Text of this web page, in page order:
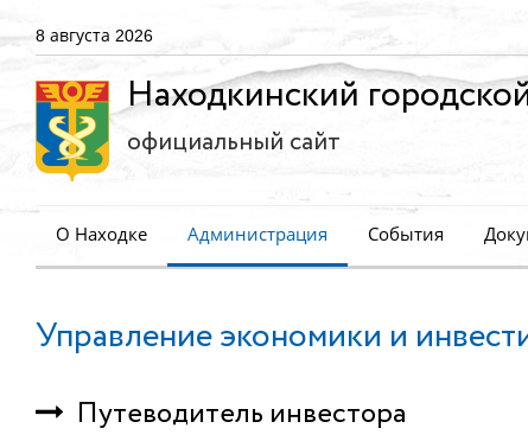
8 августа 2026
Находкинский
официальный сайт
О Находке Администрация События
Управление экономики и
Путеводитель инвестора